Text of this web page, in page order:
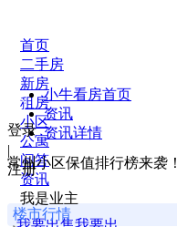
首页
二手房
新房
租房
小区
公寓
问答
资讯
我是业主
登录
|
注册
小牛看房首页
资讯
资讯详情
常州小区保值排行榜来袭！
楼市行情